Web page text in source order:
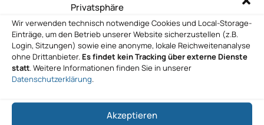
Privatsphäre
Wir verwenden technisch notwendige Cookies und Local-Storage-
Einträge, um den Betrieb unserer Website sicherzustellen (z.B.
Login, Sitzungen) sowie eine anonyme, lokale Reichweitenanalyse
ohne Drittanbieter. Es findet kein Tracking über externe Dienste
statt. Weitere Informationen finden Sie in unserer
Datenschutzerklärung.
Akzeptieren
evocenta GmbH
CMC² Beratungsgesellschaft mbH